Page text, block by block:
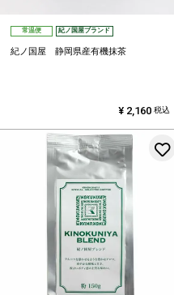
常温便 紀ノ国屋ブランド
紀ノ国屋 静岡県産有機抹茶
¥ 2,160 税込